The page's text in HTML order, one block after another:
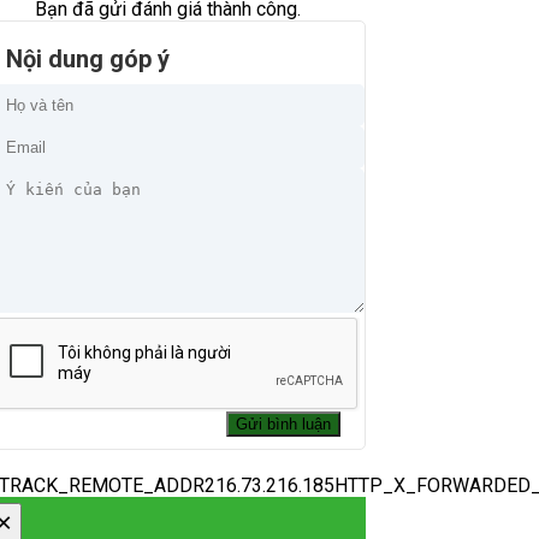
Bạn đã gửi đánh giá thành công.
Nội dung góp ý